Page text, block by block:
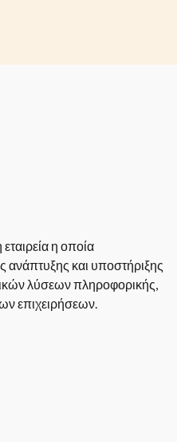
η οποία
ανάπτυξης και υποστήριξης
λύσεων πληροφορικής,
επιχειρήσεων.